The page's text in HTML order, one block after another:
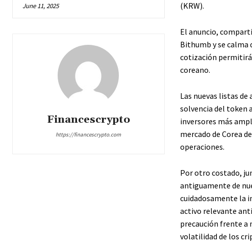
June 11, 2025
Financescrypto
https://financescrypto.com
(KRW).
El anuncio,
Bithumb y se calma
cotización
coreano.
Las nuevas listas
solvencia del token
inversores más
mercado de Corea
operaciones.
Por otro costado,
antiguamente de
cuidadosamente la
activo relevante
precaución frente a
volatilidad de los